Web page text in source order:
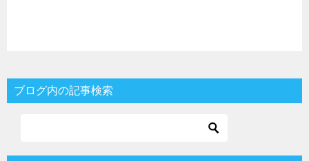
ブログ内の記事検索